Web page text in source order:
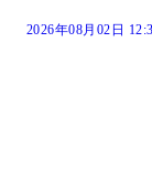
2026年08月02日